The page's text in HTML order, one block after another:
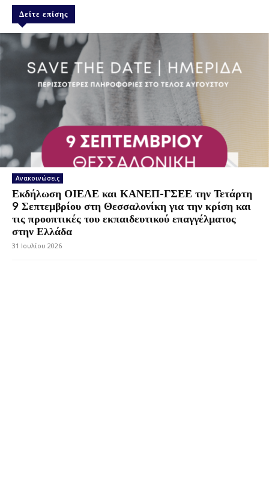
Δείτε επίσης
Ανακοινώσεις
Εκδήλωση ΟΙΕΛΕ και ΚΑΝΕΠ-ΓΣΕΕ την Τετάρτη
9 Σεπτεμβρίου στη Θεσσαλονίκη για την κρίση και
τις προοπτικές του εκπαιδευτικού επαγγέλματος
στην Ελλάδα
31 Ιουλίου 2026